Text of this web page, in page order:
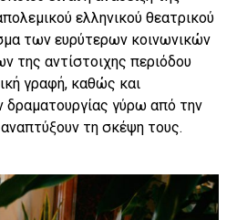
ελληνικού θεατρικού
των ευρύτερων κοινωνικών
της αντίστοιχης περιόδου
γραφή, καθώς και
δραματουργίας γύρω από την
τη σκέψη τους.